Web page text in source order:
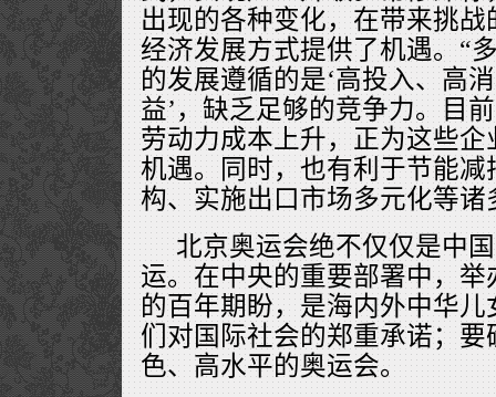
出现的各种变化，在带来挑
经济发展方式提供了机遇。“
的发展遵循的是‘高投入、高
益’，缺乏足够的竞争力。目
劳动力成本上升，正为这些
机遇。同时，也有利于节能
构、实施出口市场多元化等诸
北京奥运会绝不仅仅是中
运。在中央的重要部署中，
的百年期盼，是海内外中华
们对国际社会的郑重承诺；
色、高水平的奥运会。